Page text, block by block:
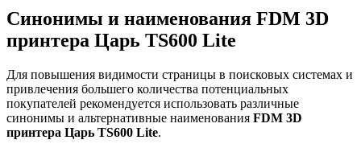
Синонимы и наименования FDM 3D
принтера Царь TS600 Lite
Для повышения видимости страницы в поисковых системах и
привлечения большего количества потенциальных
покупателей рекомендуется использовать различные
синонимы и альтернативные наименования FDM 3D
принтера Царь TS600 Lite.